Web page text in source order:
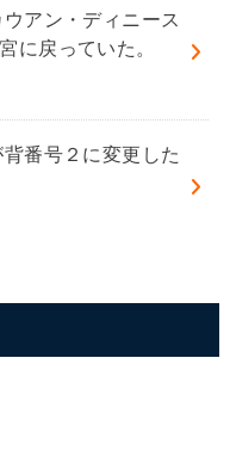
ウアン・ディニース
に戻っていた。
番号２に変更した